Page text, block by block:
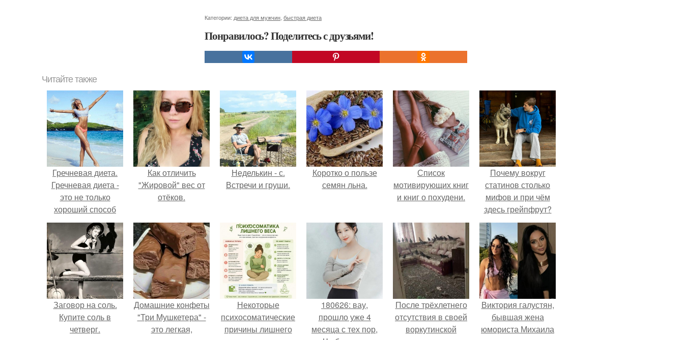
Категории: диета для мужчин быстрая диета
Понравилось? Поделитесь с друзьями!
Читайте также
Гречневая диета.
Гречневая диета -
это не только
хороший способ
привести тело в
порядок быстро, но
и польза для
организма.
Как отличить
"Жировой" вес от
отёков.
Неделькин - с.
Встречи и груши.
Коротко о пользе
семян льна.
Список
мотивирующих книг
и книг о похудени.
Почему вокруг
статинов столько
мифов и при чём
здесь грейпфрут?
Заговор на соль.
Купите соль в
четверг.
Домашние конфеты
"Три Мушкетера" -
это легкая,
Некоторые
психосоматические
причины лишнего
180626: вау,
прошло уже 4
месяца с тех пор,
После трёхлетнего
отсутствия в своей
воркутинской
Виктория галустян,
бывшая жена
юмориста Михаила